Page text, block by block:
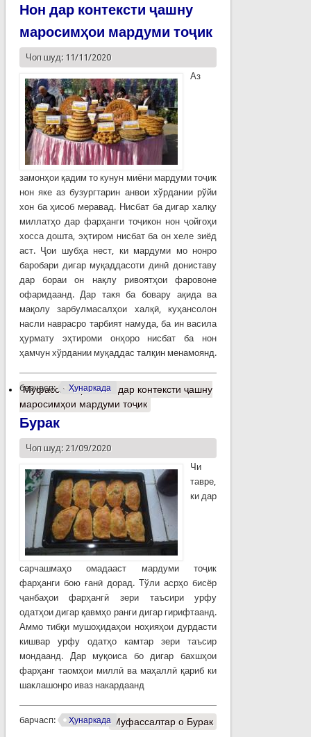
Нон дар контексти ҷашну
маросимҳои мардуми тоҷик
Чоп шуд: 11/11/2020
Аз
замонҳои қадим то кунун миёни мардуми тоҷик
нон яке аз бузургтарин анвои хўрдании рўйи
хон ба ҳисоб меравад. Нисбат ба дигар халқу
миллатҳо дар фарҳанги тоҷикон нон ҷойгоҳи
хосса дошта, эҳтиром нисбат ба он хеле зиёд
аст. Ҷои шубҳа нест, ки мардуми мо нонро
баробари дигар муқаддасоти динӣ дониставу
дар бораи он нақлу ривоятҳои фаровоне
офаридаанд. Дар такя ба бовару ақида ва
мақолу зарбулмасалҳои халқӣ, куҳансолон
насли наврасро тарбият намуда, ба ин васила
ҳурмату эҳтироми онҳоро нисбат ба нон
ҳамчун хўрдании муқаддас талқин менамоянд.
барчасп: Ҳунаркада
Муфассалтаро Нон дар контексти ҷашну
маросимҳои мардуми тоҷик
Бурак
Чоп шуд: 21/09/2020
Чи
тавре,
ки дар
сарчашмаҳо омадааст мардуми тоҷик
фарҳанги бою ғанӣ дорад. Тўли асрҳо бисёр
ҷанбаҳои фарҳангӣ зери таъсири урфу
одатҳои дигар қавмҳо ранги дигар гирифтаанд.
Аммо тибқи мушоҳидаҳои ноҳияҳои дурдасти
кишвар урфу одатҳо камтар зери таъсир
мондаанд. Дар муқоиса бо дигар бахшҳои
фарҳанг таомҳои миллӣ ва маҳаллӣ қариб ки
шаклашонро иваз накардаанд
барчасп: Ҳунаркада Муфассалтар о Бурак